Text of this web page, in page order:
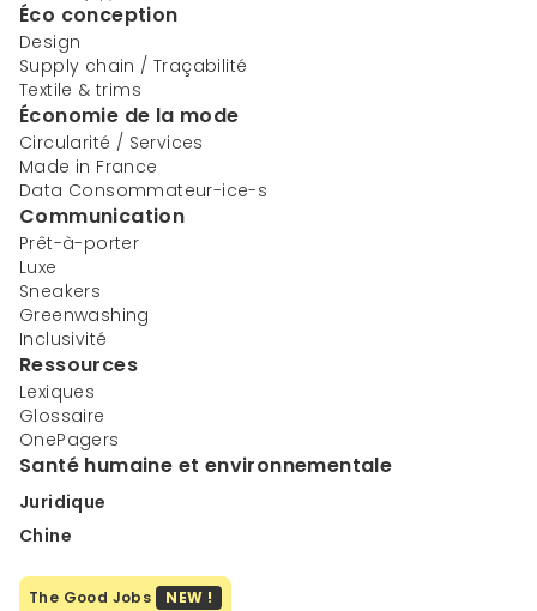
Éco conception
Design
Supply chain / Traçabilité
Textile & trims
Économie de la mode
Circularité / Services
Made in France
Data Consommateur-ice-s
Communication
Prêt-à-porter
Luxe
Sneakers
Greenwashing
Inclusivité
Ressources
Lexiques
Glossaire
OnePagers
Santé humaine et environnementale
Juridique
Chine
The Good Jobs NEW !